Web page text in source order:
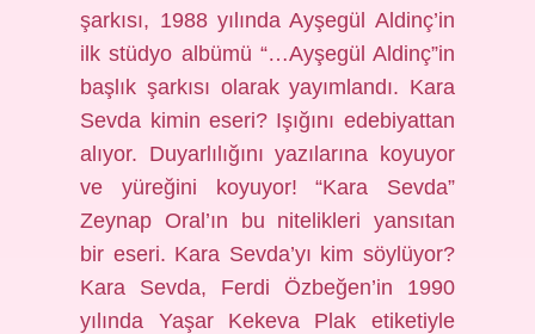
şarkısı, 1988 yılında Ayşegül Aldinç’in
ilk stüdyo albümü “…Ayşegül Aldinç”in
başlık şarkısı olarak yayımlandı. Kara
Sevda kimin eseri? Işığını edebiyattan
alıyor. Duyarlılığını yazılarına koyuyor
ve yüreğini koyuyor! “Kara Sevda”
Zeynap Oral’ın bu nitelikleri yansıtan
bir eseri. Kara Sevda’yı kim söylüyor?
Kara Sevda, Ferdi Özbeğen’in 1990
yılında Yaşar Kekeva Plak etiketiyle